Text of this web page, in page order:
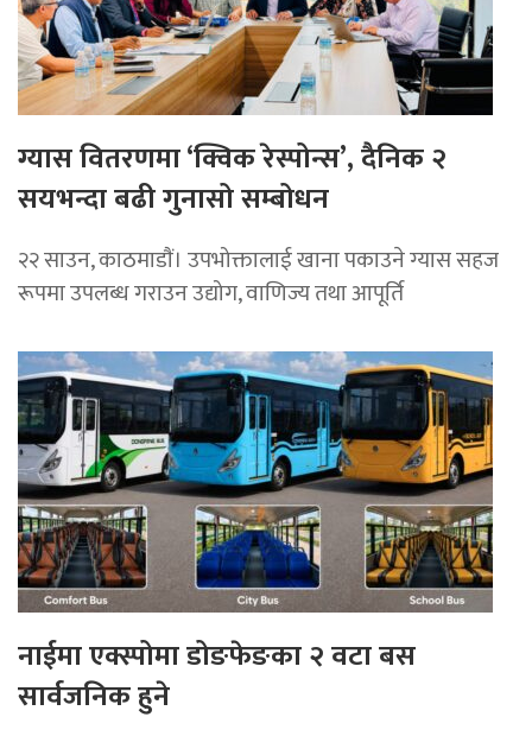
ग्यास वितरणमा ‘क्विक रेस्पोन्स’, दैनिक २
सयभन्दा बढी गुनासो सम्बोधन
२२ साउन, काठमाडाैं। उपभोक्तालाई खाना पकाउने ग्यास सहज
रूपमा उपलब्ध गराउन उद्योग, वाणिज्य तथा आपूर्ति
नाईमा एक्स्पोमा डोङफेङका २ वटा बस
सार्वजनिक हुने